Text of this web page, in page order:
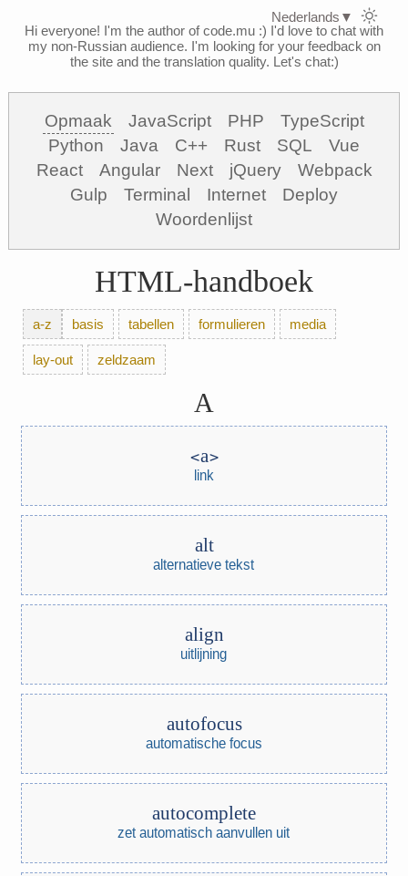
Hi everyone! I'm the author of code.mu :) I'd love to chat with
my non-Russian audience. I'm looking for your feedback on
the site and the translation quality. Let's chat:)
Opmaak JavaScript PHP
TypeScript
Python
Java C++ Rust SQL
Vue
React
Angular Next jQuery
Webpack
Gulp
Terminal Internet
Deploy
Woordenlijst
HTML-handboek
a-z basis tabellen formulieren media
lay-out zeldzaam
A
a
link
alt
alternatieve tekst
align
uitlijning
autofocus
automatische focus
autocomplete
zet automatisch aanvullen uit
Nederlands ▼